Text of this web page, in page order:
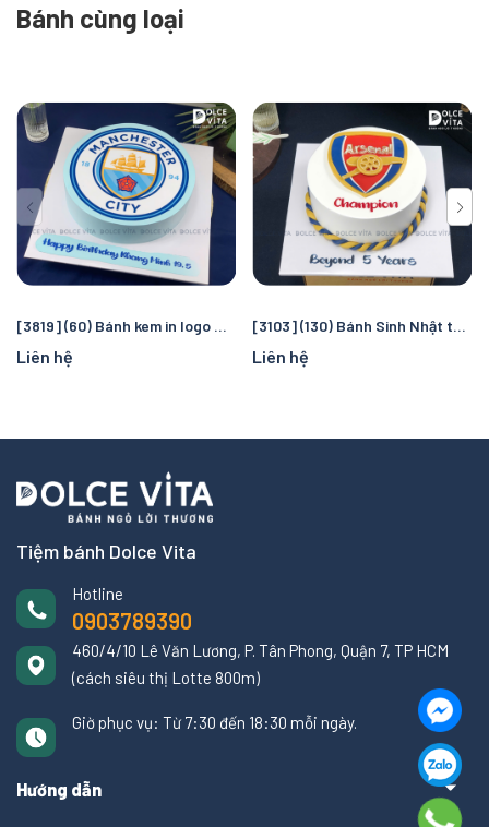
Bánh cùng loại
[3819] (60) Bánh kem in logo Manchester City – Quà tặng sinh nhật hoàn hảo cho fan bóng đá
Liên hệ
[3103] (130) Bánh Sinh Nhật tạo hình Logo Arsenal – Món Quà Độc Đáo Cho Fan Bóng Đá Pháo Thủ
Liên hệ
Tiệm bánh Dolce Vita
Hotline
0903789390
460/4/10 Lê Văn Lương, P. Tân Phong, Quận 7, TP HCM
(cách siêu thị Lotte 800m)
Giờ phục vụ: Từ 7:30 đến 18:30 mỗi ngày.
Hướng dẫn